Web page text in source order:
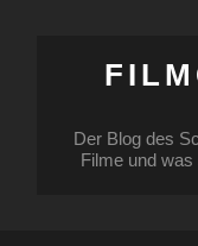
Der Blog des
Filme und